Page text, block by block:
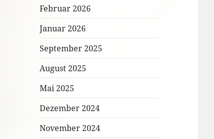
Februar 2026
Januar 2026
September 2025
August 2025
Mai 2025
Dezember 2024
November 2024